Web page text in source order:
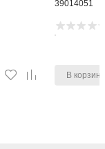
39014051
В корзину